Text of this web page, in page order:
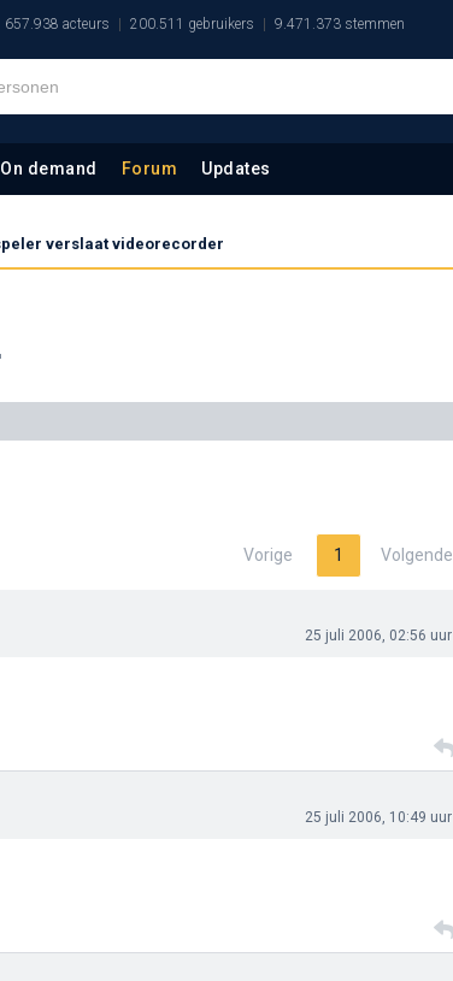
657.938 acteurs 200.511 gebruikers 9.471.373 stemmen
On demand Forum Updates
verslaat videorecorder
Vorige 1 Volgende
25 juli 2006, 02:56 uur
25 juli 2006, 10:49 uur